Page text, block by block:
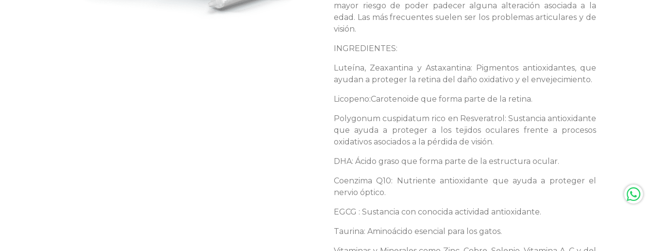
mayor riesgo de poder padecer alguna alteración asociada a la
edad. Las más frecuentes suelen ser los problemas articulares y de
visión.
INGREDIENTES:
Luteína, Zeaxantina y Astaxantina: Pigmentos antioxidantes, que
ayudan a proteger la retina del daño oxidativo y el envejecimiento.
Licopeno:Carotenoide que forma parte de la retina.
Polygonum cuspidatum rico en Resveratrol: Sustancia antioxidante
que ayuda a proteger a los tejidos oculares frente a procesos
oxidativos asociados a la pérdida de visión.
DHA: Ácido graso que forma parte de la estructura ocular.
Coenzima Q10: Nutriente antioxidante que ayuda a proteger el
nervio óptico.
EGCG : Sustancia con conocida actividad antioxidante.
Taurina: Aminoácido esencial para los gatos.